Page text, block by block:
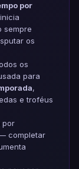
por
sempre
os
os
para
,
e troféus
por
completar